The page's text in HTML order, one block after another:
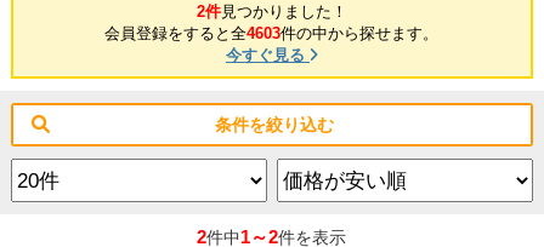
2件見つかりました！
会員登録をすると全4603件の中から探せます。
今すぐ見る
条件を絞り込む
2件中1～2件を表示